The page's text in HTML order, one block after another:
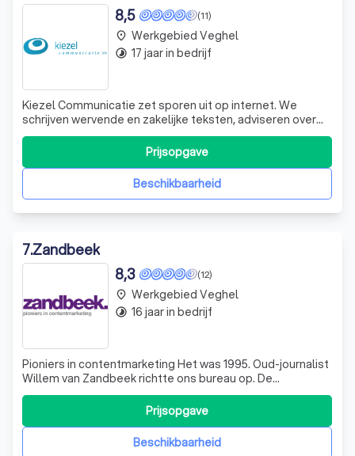
(11)
8,5
Kiezel Communicatie zet sporen uit op internet. We
schrijven wervende en zakelijke teksten, adviseren over
online communicatie en geven schrijftrainingen waardoor
je met meer gemak en overtuigender schrijft. Kiezel
Communicatie heeft als pay-off: woorden met daden. Dat
staat voor onze Rotterdamse a
Beschikbaarheid
Prijsopgave
place Werkgebied Veghel
timelapse 17 jaar in bedrijf
7.Zandbeek
(12)
8,3
Pioniers in contentmarketing Het was 1995. Oud-journalist
Willem van Zandbeek richtte ons bureau op. De
loodgieter? Die zocht je in de Gouden Gids. Net als een
communicatiebureau trouwens. Mobiel bellen was voor
de happy few. En contentmarketing? Daar had nog
niemand van gehoord. Maar bij Zandbeek w
Beschikbaarheid
Prijsopgave
place Werkgebied Veghel
timelapse 16 jaar in bedrijf